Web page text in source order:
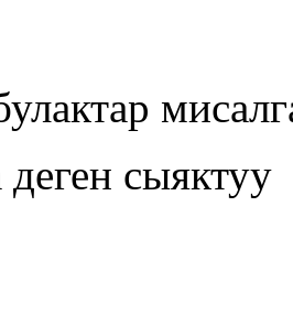
деген сыяктуу